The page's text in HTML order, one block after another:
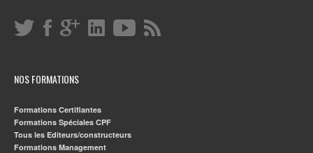
NOS FORMATIONS
Formations Certifiantes
Formations Spéciales CPF
Tous les Editeurs/constructeurs
Formations Management